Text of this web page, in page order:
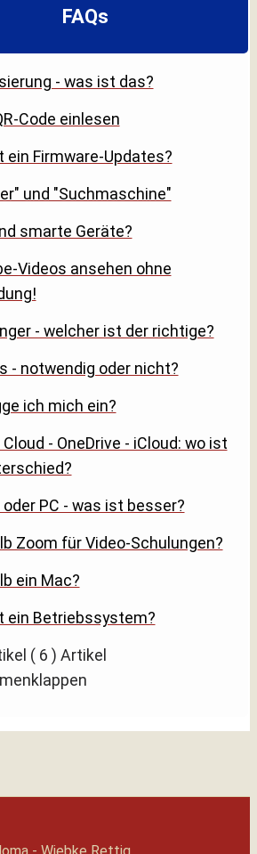
FAQs
- was ist das?
Code einlesen
ein Firmware-Updates?
und "Suchmaschine"
smarte Geräte?
Videos ansehen ohne
- welcher ist der richtige?
- notwendig oder nicht?
ich mich ein?
Cloud - OneDrive - iCloud: wo ist
PC - was ist besser?
Zoom für Video-Schulungen?
ein Mac?
ein Betriebssystem?
( 6 ) Artikel